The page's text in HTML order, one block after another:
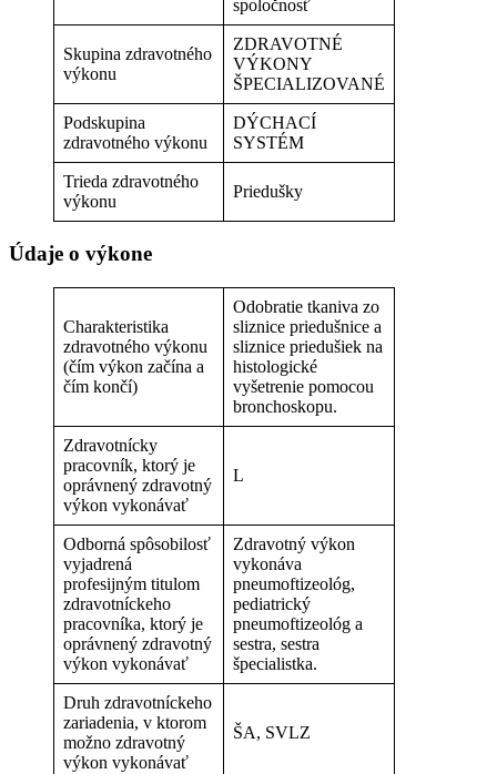
spoločnosť
Skupina zdravotného
výkonu
ZDRAVOTNÉ
VÝKONY
ŠPECIALIZOVANÉ
Podskupina
zdravotného výkonu
DÝCHACÍ
SYSTÉM
Trieda zdravotného
výkonu
Priedušky
Údaje o výkone
Charakteristika
zdravotného výkonu
(čím výkon začína a
čím končí)
Odobratie tkaniva zo
sliznice priedušnice a
sliznice priedušiek na
histologické
vyšetrenie pomocou
bronchoskopu.
Zdravotnícky
pracovník, ktorý je
oprávnený zdravotný
výkon vykonávať
L
Odborná spôsobilosť
vyjadrená
profesijným titulom
zdravotníckeho
pracovníka, ktorý je
oprávnený zdravotný
výkon vykonávať
Zdravotný výkon
vykonáva
pneumoftizeológ,
pediatrický
pneumoftizeológ a
sestra, sestra
špecialistka.
Druh zdravotníckeho
zariadenia, v ktorom
možno zdravotný
výkon vykonávať
ŠA, SVLZ